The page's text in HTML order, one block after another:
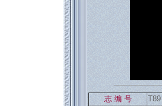
志 编 号
T89